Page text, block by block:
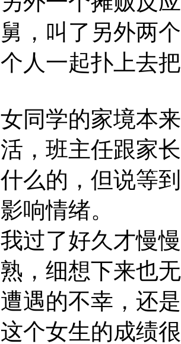
舅，叫了另外两
个人一起扑上去
女同学的家境本
活，班主任跟家
什么的，但说等
影响情绪。
我过了好久才慢
熟，细想下来也
遭遇的不幸，还
这个女生的成绩